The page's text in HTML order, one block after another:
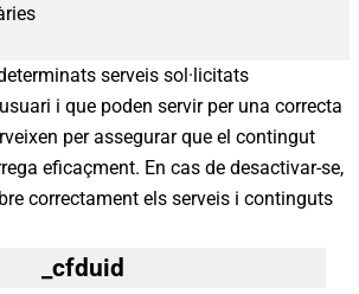
serveis sol·licitats
i que poden servir per una correcta
per assegurar que el contingut
eficaçment. En cas de desactivar-se,
correctament els serveis i continguts
_cfduid